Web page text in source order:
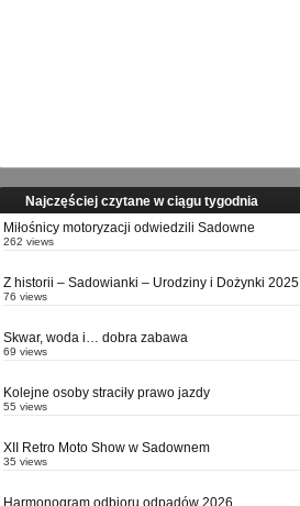
Najczęściej czytane w ciągu tygodnia
Miłośnicy motoryzacji odwiedzili Sadowne
262 views
Z historii – Sadowianki – Urodziny i Dożynki 2025
76 views
Skwar, woda i… dobra zabawa
69 views
Kolejne osoby straciły prawo jazdy
55 views
XII Retro Moto Show w Sadownem
35 views
Harmonogram odbioru odpadów 2026